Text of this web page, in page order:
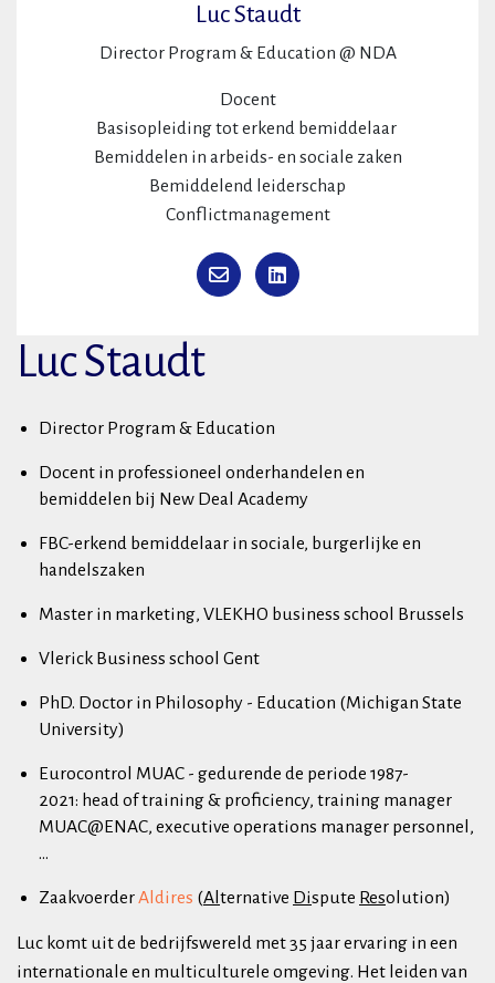
Luc Staudt
Director Program & Education @ NDA
Docent
Basisopleiding tot erkend bemiddelaar
Bemiddelen in arbeids- en sociale zaken
Bemiddelend leiderschap
Conflictmanagement
Luc Staudt
Director Program & Education
Docent in professioneel onderhandelen en
bemiddelen bij New Deal Academy
FBC-erkend bemiddelaar in sociale, burgerlijke en
handelszaken
Master in marketing, VLEKHO business school Brussels
Vlerick Business school Gent
PhD. Doctor in Philosophy - Education (Michigan State
University)
Eurocontrol MUAC - gedurende de periode 1987-
2021: head of training & proficiency, training manager
MUAC@ENAC, executive operations manager personnel,
...
ZaakvoerderAldires (Al ternative Dispute Resolution)
Luc komt uit de bedrijfswereld met 35 jaar ervaring in een
internationale en multiculturele omgeving. Het leiden van